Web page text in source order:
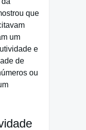
que
um
e
de
ou